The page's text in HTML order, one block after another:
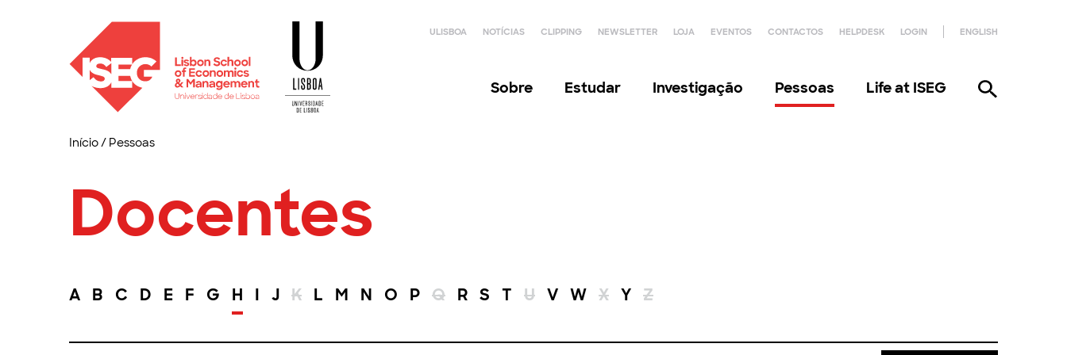
ULISBOA NOTÍCIAS CLIPPING NEWSLETTER LOJA EVENTOS CONTACTOS HELPDESK LOGIN ENGLISH
Sobre Estudar Investigação Pessoas Life at ISEG
Início/ Pessoas
Docentes
A B C D E F G H I J K L M N O P Q R S T U V W X Y Z